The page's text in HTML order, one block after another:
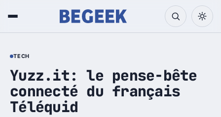
TECH
Yuzz.it: le pense-bête
connecté du français
Téléquid